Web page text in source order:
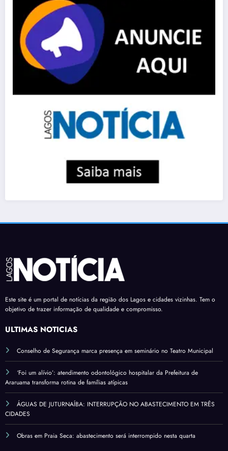
Este site é um portal de notícias da região dos Lagos e cidades vizinhas. Tem o
objetivo de trazer informação de qualidade e compromisso.
ÚLTIMAS NOTÍCIAS
Conselho de Segurança marca presença em seminário no Teatro Municipal
‘Foi um alívio’: atendimento odontológico hospitalar da Prefeitura de
Araruama transforma rotina de famílias atípicas
ÁGUAS DE JUTURNAÍBA: INTERRUPÇÃO NO ABASTECIMENTO EM TRÊS
CIDADES
Obras em Praia Seca: abastecimento será interrompido nesta quarta